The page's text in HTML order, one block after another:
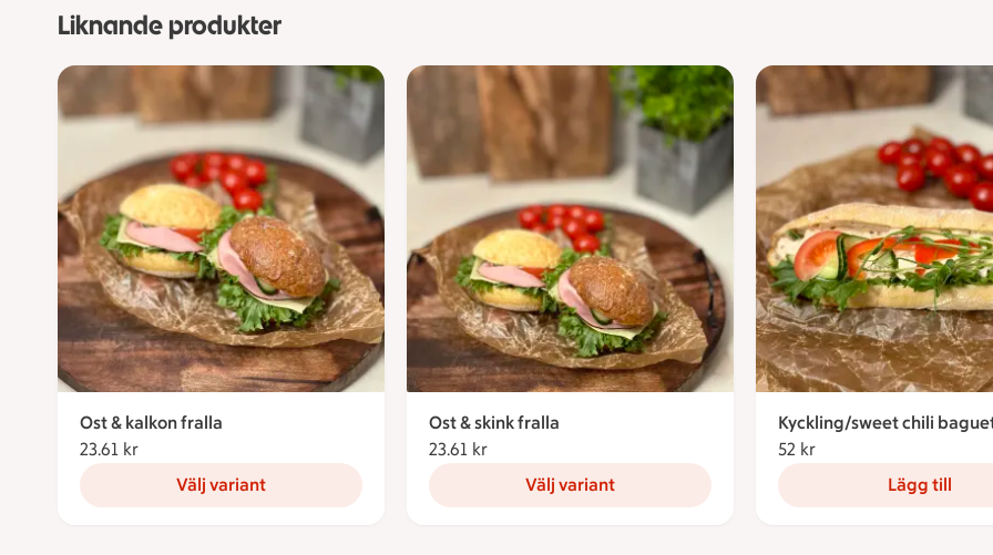
Liknande produkter
Ost & kalkon fralla
23.61 kr
Välj variant
Ost & skink fralla
23.61 kr
Välj variant
Kyckling/sweet chili
52 kr
Lägg till